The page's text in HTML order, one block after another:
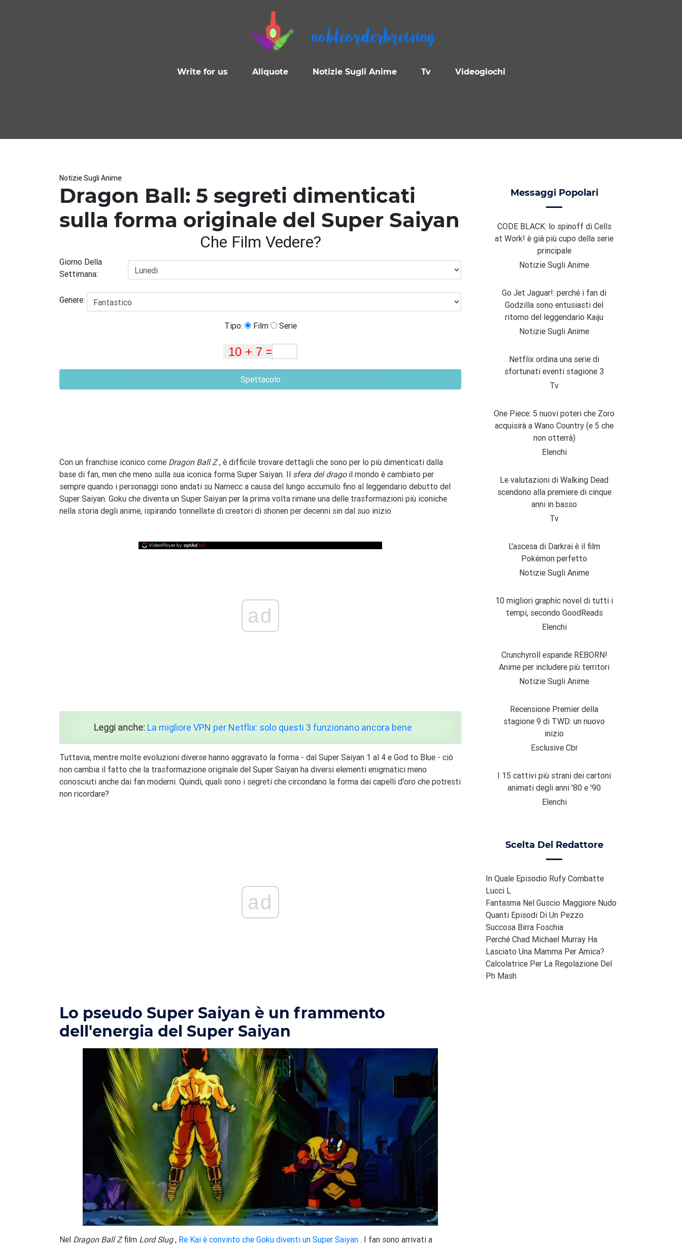
nobleorderbrewing
Write for us Aliquote Notizie Sugli Anime Tv Videogiochi
Notizie Sugli Anime
Dragon Ball: 5 segreti dimenticati
sulla forma originale del Super Saiyan
Che Film Vedere?
Giorno Della
Settimana:
Genere:
Tipo: Film Serie
Spettacolo
Con un franchise iconico come Dragon Ball Z, è difficile trovare dettagli che sono per lo più dimenticati dalla
base di fan, men che meno sulla sua iconica forma Super Saiyan. Il sfera del dragoil mondo è cambiato per
sempre quando i personaggi sono andati su Namecc a causa del lungo accumulo fino al leggendario debutto del
Super Saiyan. Goku che diventa un Super Saiyan per la prima volta rimane una delle trasformazioni più iconiche
nella storia degli anime, ispirando tonnellate di creatori di shonen per decenni sin dal suo inizio.
ad
Leggi anche: La migliore VPN per Netflix: solo questi 3 funzionano ancora bene
Tuttavia, mentre molte evoluzioni diverse hanno aggravato la forma - dal Super Saiyan 1 al 4 e God to Blue - ciò
non cambia il fatto che la trasformazione originale del Super Saiyan ha diversi elementi enigmatici meno
conosciuti anche dai fan moderni. Quindi, quali sono i segreti che circondano la forma dai capelli d'oro che potresti
non ricordare?
ad
Lo pseudo Super Saiyan è un frammento
dell'energia del Super Saiyan
Nel Dragon Ball Zfilm Lord Slug, Re Kai è convinto che Goku diventi un Super Saiyan . I fan sono arrivati ​​a
Messaggi Popolari
CODE BLACK: lo spinoff di Cells
at Work! è già più cupo della serie
principale
Notizie Sugli Anime
Go Jet Jaguar!: perché i fan di
Godzilla sono entusiasti del
ritorno del leggendario Kaiju
Notizie Sugli Anime
Netflix ordina una serie di
sfortunati eventi stagione 3
Tv
One Piece: 5 nuovi poteri che Zoro
acquisirà a Wano Country (e 5 che
non otterrà)
Elenchi
Le valutazioni di Walking Dead
scendono alla premiere di cinque
anni in basso
Tv
L'ascesa di Darkrai è il film
Pokémon perfetto
Notizie Sugli Anime
10 migliori graphic novel di tutti i
tempi, secondo GoodReads
Elenchi
Crunchyroll espande REBORN!
Anime per includere più territori
Notizie Sugli Anime
Recensione Premier della
stagione 9 di TWD: un nuovo
inizio
Esclusive Cbr
I 15 cattivi più strani dei cartoni
animati degli anni '80 e '90
Elenchi
Scelta Del Redattore
In Quale Episodio Rufy Combatte
Lucci L
Fantasma Nel Guscio Maggiore Nudo
Quanti Episodi Di Un Pezzo
Succosa Birra Foschia
Perché Chad Michael Murray Ha
Lasciato Una Mamma Per Amica?
Calcolatrice Per La Regolazione Del
Ph Mash